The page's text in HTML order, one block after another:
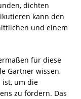
dichten
kann den
und einem
für diese
Gärtner wissen,
ist, um die
zu fördern. Das